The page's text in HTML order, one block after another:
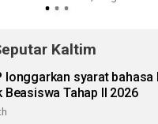
Kaltim
longgarkan syarat bahasa
Beasiswa Tahap II 2026